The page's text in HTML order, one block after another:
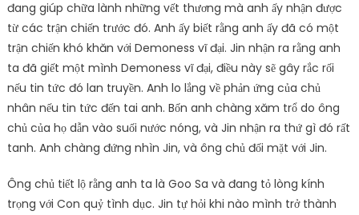
đang giúp chữa lành những vết thương mà anh ấy nhận được
từ các trận chiến trước đó. Anh ấy biết rằng anh ấy đã có một
trận chiến khó khăn với Demoness vĩ đại. Jin nhận ra rằng anh
ta đã giết một mình Demoness vĩ đại, điều này sẽ gây rắc rối
nếu tin tức đó lan truyền. Anh lo lắng về phản ứng của chủ
nhân nếu tin tức đến tai anh. Bốn anh chàng xăm trổ do ông
chủ của họ dẫn vào suối nước nóng, và Jin nhận ra thứ gì đó rất
tanh. Anh chàng đứng nhìn Jin, và ông chủ đối mặt với Jin.
Ông chủ tiết lộ rằng anh ta là Goo Sa và đang tỏ lòng kính
trọng với Con quỷ tình dục. Jin tự hỏi khi nào mình trở thành